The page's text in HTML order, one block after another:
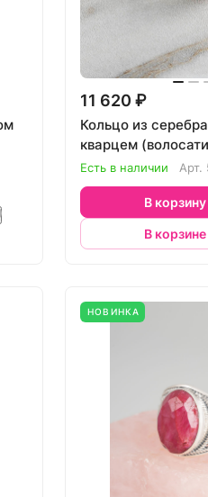
11 620 ₽
Кольцо из
кварцем
Есть в наличии Арт.
В корзину
В корзине
НОВИНКА